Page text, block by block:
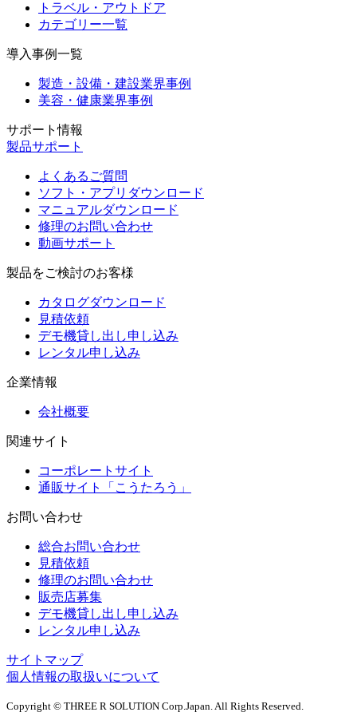
トラベル・アウトドア
カテゴリー一覧
導入事例一覧
製造・設備・建設業界事例
美容・健康業界事例
サポート情報
製品サポート
よくあるご質問
ソフト・アプリダウンロード
マニュアルダウンロード
修理のお問い合わせ
動画サポート
製品をご検討のお客様
カタログダウンロード
見積依頼
デモ機貸し出し申し込み
レンタル申し込み
企業情報
会社概要
関連サイト
コーポレートサイト
通販サイト「こうたろう」
お問い合わせ
総合お問い合わせ
見積依頼
修理のお問い合わせ
販売店募集
デモ機貸し出し申し込み
レンタル申し込み
サイトマップ
個人情報の取扱いについて
Copyright © THREE R SOLUTION Corp.Japan. All Rights Reserved.